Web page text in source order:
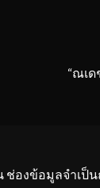
“ณเ
ช่องข้อมูลจำเป็